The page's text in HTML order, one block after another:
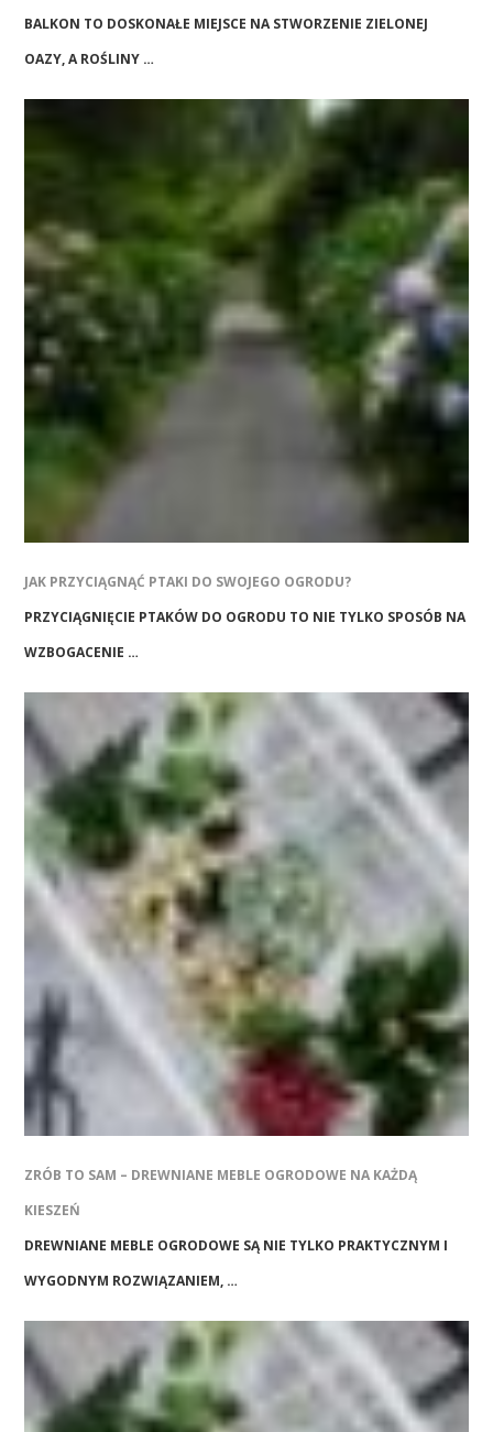
BALKON TO DOSKONAŁE MIEJSCE NA STWORZENIE ZIELONEJ
OAZY, A ROŚLINY …
JAK PRZYCIĄGNĄĆ PTAKI DO SWOJEGO OGRODU?
PRZYCIĄGNIĘCIE PTAKÓW DO OGRODU TO NIE TYLKO SPOSÓB NA
WZBOGACENIE …
ZRÓB TO SAM – DREWNIANE MEBLE OGRODOWE NA KAŻDĄ
KIESZEŃ
DREWNIANE MEBLE OGRODOWE SĄ NIE TYLKO PRAKTYCZNYM I
WYGODNYM ROZWIĄZANIEM, …